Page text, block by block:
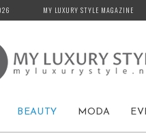
MY LUXURY STYLE MAGAZINE
BEAUTY MODA